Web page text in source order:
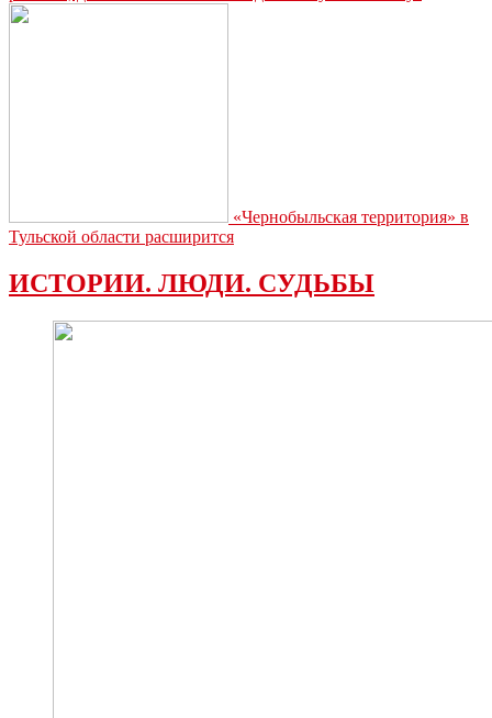
«Чернобыльская территория» в
Тульской области расширится
ИСТОРИИ. ЛЮДИ. СУДЬБЫ